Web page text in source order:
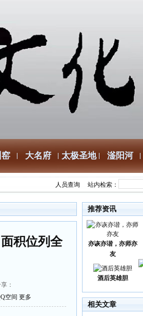
大名府 太极圣地 滏阳河
人员查询 站内检索：
积位列全
：
空间 更多
推荐资讯
亦诙亦谐，亦师亦
友
酒后英雄胆
相关文章